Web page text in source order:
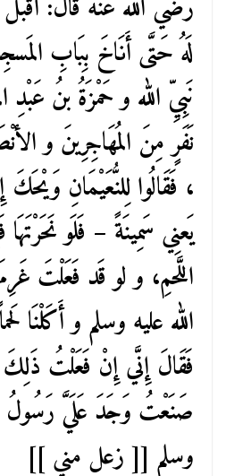
رضي الله عنه قَالَ:
لَهُ حَتَّى أَنَاخَ بِبَابِ
نَبِيِّ الله و حَمْزَةُ بنُ
نَفَرٍ مِنَ المُهَاجِرِينَ و
، فَقَالُوا لِلنُّعَيْمَانِ
يَعنِي سَمِينَةً – فَلَو نَحَرْتَهَا
اللَّحمِ، و لو قَد فَعَلْتَ
الله عليه وسلم و أَكَلْنَا لَحماً
فَقَالَ إِنَّي إِنْ فَعَلْتُ ذَلِكَ
صَنَعْتُ وَجَدَ عَلَيَّ رَسُولُ
وسلم [[ زعل مني ]]